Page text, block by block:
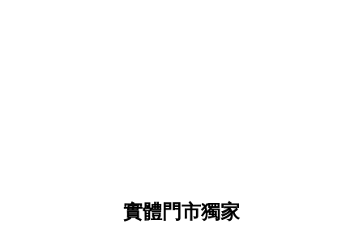
實體門市獨家